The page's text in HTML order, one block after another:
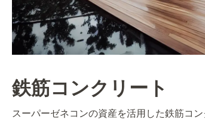
鉄筋コンクリート
スーパーゼネコンの資産を活用した鉄筋コン